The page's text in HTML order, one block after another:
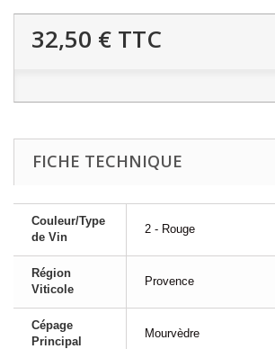
32,50 € TTC
FICHE TECHNIQUE
Couleur/Type
de Vin
2 - Rouge
Région
Viticole
Provence
Cépage
Principal
Mourvèdre